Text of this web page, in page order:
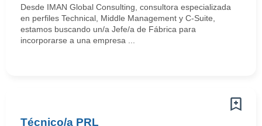
Desde IMAN Global Consulting, consultora especializada
en perfiles Technical, Middle Management y C-Suite,
estamos buscando un/a Jefe/a de Fábrica para
incorporarse a una empresa ...
Técnico/a PRL